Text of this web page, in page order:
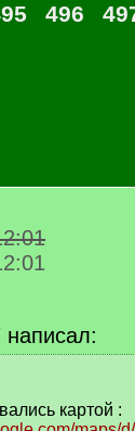
496
написал:
картой :